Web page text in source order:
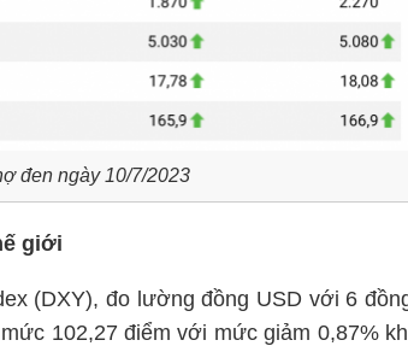
đen ngày 10/7/2023
giới
(DXY), đo lường đồng USD với 6
102,27 điểm với mức giảm 0,87%